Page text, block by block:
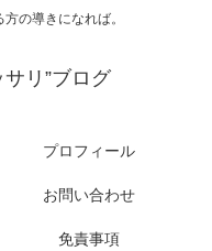
の導きになれば。
リ”ブログ
プロフィール
お問い合わせ
免責事項